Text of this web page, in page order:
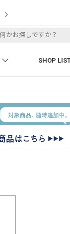
SHOP